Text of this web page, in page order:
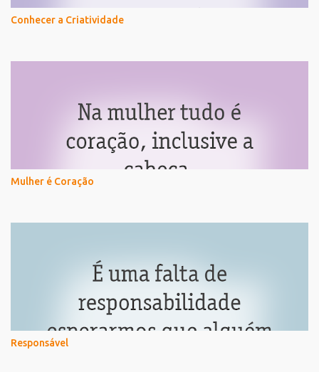
Conhecer a Criatividade
Mulher é Coração
Responsável